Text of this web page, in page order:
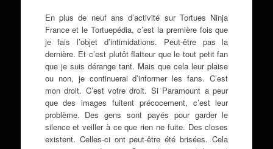
En plus de neuf ans d’activité sur Tortues Ninja
France et le Tortuepédia, c’est la première fois que
je fais l’objet d’intimidations. Peut-être pas la
dernière. Et c’est plutôt flatteur que le tout petit fan
que je suis dérange tant. Mais que cela leur plaise
ou non, je continuerai d’informer les fans. C’est
mon droit. C’est votre droit. Si Paramount a peur
que des images fuitent précocement, c’est leur
problème. Des gens sont payés pour garder le
silence et veiller à ce que rien ne fuite. Des closes
existent. Celles-ci ont peut-être été brisées. Cela